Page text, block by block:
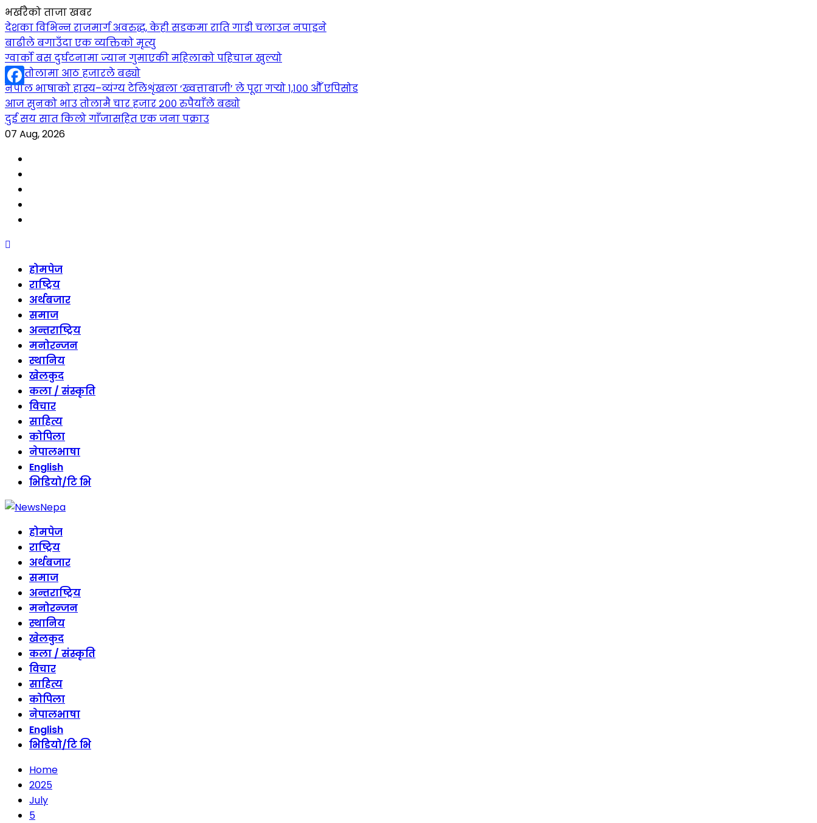
भर्खरैको ताजा खबर
देशका विभिन्न राजमार्ग अवरुद्ध, केही सडकमा राति गाडी चलाउन नपाइने
बाढीले बगाउँदा एक व्यक्तिको मृत्यु
ग्वार्को बस दुर्घटनामा ज्यान गुमाएकी महिलाको पहिचान खुल्यो
सुन तोलामा आठ हजारले बढ्यो
नेपाल भाषाको हास्य–व्यंग्य टेलिशृंखला ‘ख्वत्ताबाजी’ ले पूरा गर्‍यो १,१०० औँ एपिसोड
आज सुनको भाउ तोलामै चार हजार २०० रुपैयाँले बढ्यो
दुई सय सात किलो गाँजासहित एक जना पक्राउ
07 Aug, 2026
Skip
contentहोमपेज
राष्ट्रिय
अर्थबजार
समाज
अन्तराष्ट्रिय
मनोरन्जन
स्थानिय
खेलकुद
कला / संस्कृति
विचार
साहित्य
कोपिला
नेपालभाषा
English
भिडियो/टि भि
होमपेज
राष्ट्रिय
अर्थबजार
समाज
अन्तराष्ट्रिय
मनोरन्जन
स्थानिय
खेलकुद
कला / संस्कृति
विचार
साहित्य
कोपिला
नेपालभाषा
English
भिडियो/टि भि
Home
2025
July
5
Facebook